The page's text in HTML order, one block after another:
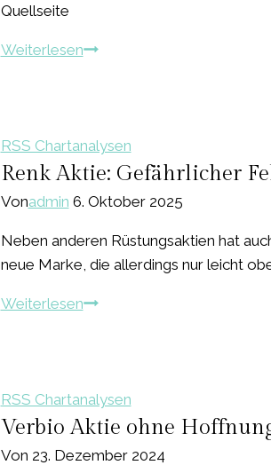
Quellseite
WeiterlesenTUI
kritisches
Niveau
nun?
RSS Chartanalysen
Renk Aktie: Gefährlicher
Vonadmin 6. Oktober 2025
Neben anderen Rüstungsaktien hat
neue Marke, die allerdings nur leicht
WeiterlesenRenk
oder
hält
RSS Chartanalysen
Verbio Aktie ohne
Von 23. Dezember 2024